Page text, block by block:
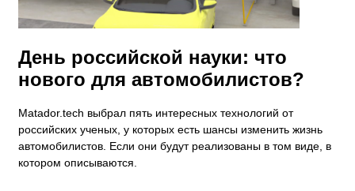
День российской науки: что
нового для автомобилистов?
Matador.tech выбрал пять интересных технологий от
российских ученых, у которых есть шансы изменить жизнь
автомобилистов. Если они будут реализованы в том виде, в
котором описываются.